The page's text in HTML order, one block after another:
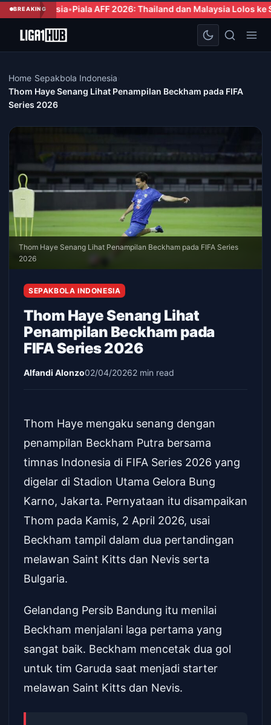
BREAKING
AFF 2026: Thailand dan Malaysia Lolos ke Semifinal usai
Home Sepakbola Indonesia
Thom Haye Senang Lihat Penampilan Beckham pada FIFA
Series 2026
Thom Haye Senang Lihat Penampilan Beckham pada FIFA Series
2026
SEPAKBOLA INDONESIA
Thom Haye Senang Lihat
Penampilan Beckham pada
FIFA Series 2026
Alfandi Alonzo02/04/20262 min read
Thom Haye mengaku senang dengan
penampilan Beckham Putra bersama
timnas Indonesia di FIFA Series 2026 yang
digelar di Stadion Utama Gelora Bung
Karno, Jakarta. Pernyataan itu disampaikan
Thom pada Kamis, 2 April 2026, usai
Beckham tampil dalam dua pertandingan
melawan Saint Kitts dan Nevis serta
Bulgaria.
Gelandang Persib Bandung itu menilai
Beckham menjalani laga pertama yang
sangat baik. Beckham mencetak dua gol
untuk tim Garuda saat menjadi starter
melawan Saint Kitts dan Nevis.